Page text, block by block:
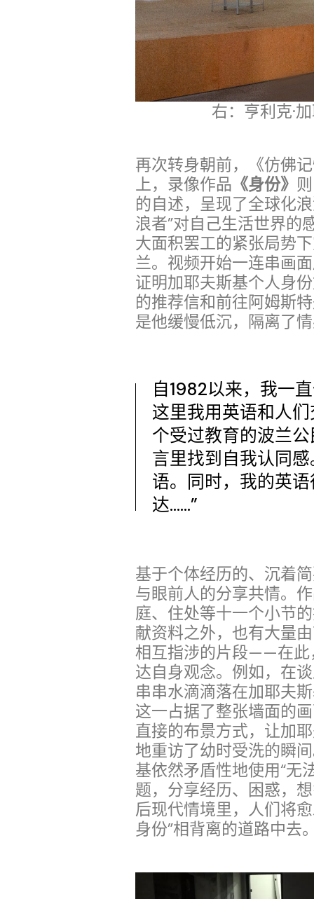
右：亨利克·
再次转身朝前，《仿佛
上，录像作品 《身份》
的自述，呈现了全球化
浪者”对自己生活世界的
大面积罢工的紧张局势
兰。视频开始一连串画
证明加耶夫斯基个人身
的推荐信和前往阿姆斯
是他缓慢低沉，隔离了
自1982以来，我一
这里我用英语和人
个受过教育的波兰
言里找到自我认同
语。同时，我的英
达……”
基于个体经历的、沉着
与眼前人的分享共情。
庭、住处等十一个小节
献资料之外，也有大量
相互指涉的片段——在此
达自身观念。例如，在
串串水滴滴落在加耶夫
这一占据了整张墙面的
直接的布景方式，让加
地重访了幼时受洗的瞬
基依然矛盾性地使用“无
题，分享经历、困惑，
后现代情境里，人们将
身份”相背离的道路中去